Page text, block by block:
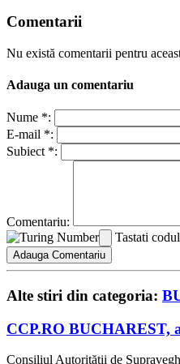
Comentarii
Nu există comentarii pentru
Adauga un comentariu
Nume *:
E-mail *:
Subiect *:
Comentariu:
Tastati
Alte stiri din categoria:
CCP.RO BUCHAREST,
Consiliul Autorității de